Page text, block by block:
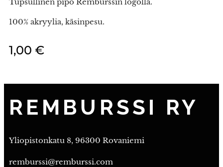
100% akryylia, käsinpesu.
1,00 €
REMBURSSI RY
Yliopistonkatu 8, 96300 Rovaniemi
remburssi@remburssi.com